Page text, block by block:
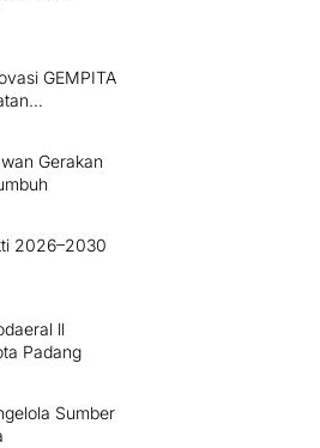
GEMPITA
Gerakan
2026–2030
ll
Padang
Sumber